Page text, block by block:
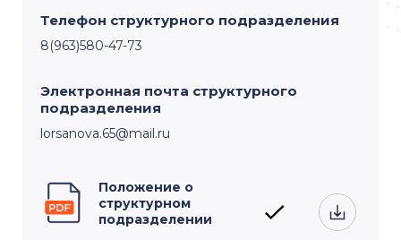
Телефон структурного подразделения
8(963)580-47-73
Электронная почта структурного
подразделения
lorsanova.65@mail.ru
Положение о
структурном
подразделении